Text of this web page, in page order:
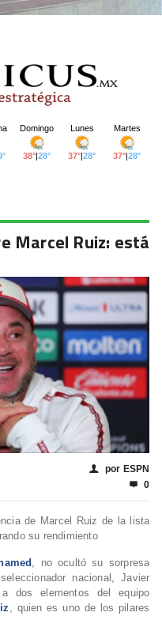
Marcel Ruiz: está
👤 por ESPN
 0
de Marcel Ruiz de la lista
su rendimiento
, no ocultó su sorpresa
nacional, Javier
dos elementos del equipo
, quien es uno de los pilares